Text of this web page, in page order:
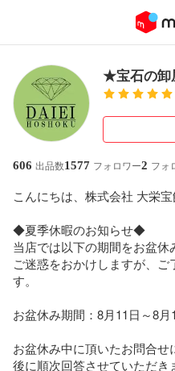
★宝石の
606 出品数1577 フォロワー2 フォ
こんにちは、株式会社 大栄
◆夏季休暇のお知らせ◆
当店では以下の期間をお盆休
ご迷惑をおかけしますが、
す。
お盆休み期間：8月11日～8月
お盆休み中に頂いたお問合
後に順次回答させていただき